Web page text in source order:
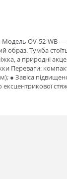
OV-52-WB
Тумба
а природні
Переваги:
Завіса